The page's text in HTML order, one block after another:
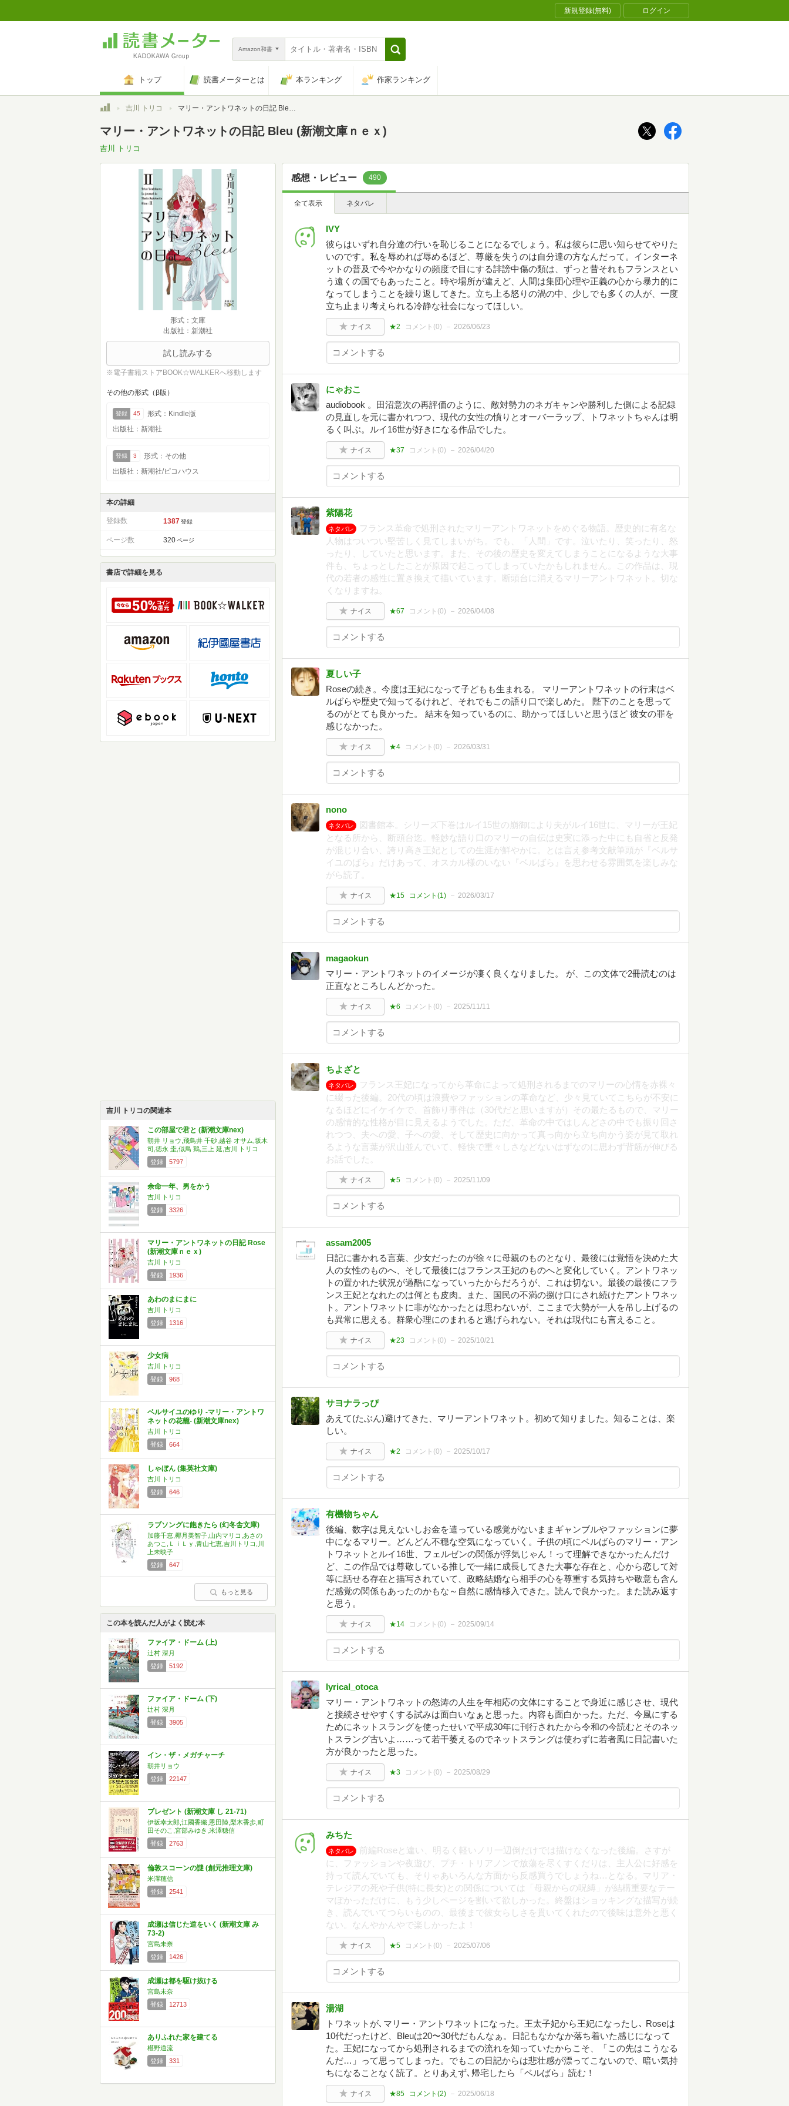
新規登録(無料) ログイン
Amazon和書
トップ 読書メーターとは 本ランキング 作家ランキング
トップ吉川 トリコ マリー・アントワネットの日記 Bleu (新潮文庫ｎｅｘ)
マリー・アントワネットの日記 Bleu (新潮文庫ｎｅｘ)
吉川 トリコ
形式：文庫
出版社：新潮社
試し読みする
※電子書籍ストアBOOK☆WALKERへ移動します
その他の形式（β版）
登録 45
形式：Kindle版
出版社：新潮社
登録 3
形式：その他
出版社：新潮社/ピコハウス
本の詳細
登録数 1387 登録
ページ数 320 ページ
書店で詳細を見る
吉川 トリコの関連本
この部屋で君と (新潮文庫nex)
朝井 リョウ,飛鳥井 千砂,越谷 オサム,坂木
司,徳永 圭,似鳥 鶏,三上 延,吉川 トリコ
登録
5797
余命一年、男をかう
吉川 トリコ
登録
3326
マリー・アントワネットの日記 Rose
(新潮文庫ｎｅｘ)
吉川 トリコ
登録
1936
あわのまにまに
吉川 トリコ
登録
1316
少女病
吉川 トリコ
登録
968
ベルサイユのゆり -マリー・アントワ
ネットの花籠- (新潮文庫nex)
吉川 トリコ
登録
664
しゃぼん (集英社文庫)
吉川 トリコ
登録
646
ラブソングに飽きたら (幻冬舎文庫)
加藤千恵,椰月美智子,山内マリコ,あさの
あつこ,ＬｉＬｙ,青山七恵,吉川トリコ,川
上未映子
登録
647
もっと見る
この本を読んだ人がよく読む本
ファイア・ドーム (上)
辻村 深月
登録
5192
ファイア・ドーム (下)
辻村 深月
登録
3905
イン・ザ・メガチャーチ
朝井リョウ
登録
22147
プレゼント (新潮文庫 し 21-71)
伊坂幸太郎,江國香織,恩田陸,梨木香歩,町
田そのこ,宮部みゆき,米澤穂信
登録
2763
倫敦スコーンの謎 (創元推理文庫)
米澤穂信
登録
2541
成瀬は信じた道をいく (新潮文庫 み
73-2)
宮島未奈
登録
1426
成瀬は都を駆け抜ける
宮島未奈
登録
12713
ありふれた家を建てる
椹野道流
登録
331
感想・レビュー 490
全て表示 ネタバレ
IVY
彼らはいずれ自分達の行いを恥じることになるでしょう。私は彼らに思い知らせてやりた
いのです。私を辱めれば辱めるほど、尊厳を失うのは自分達の方なんだって。インターネ
ットの普及で今やかなりの頻度で目にする誹謗中傷の類は、ずっと昔それもフランスとい
う遠くの国でもあったこと。時や場所が違えど、人間は集団心理や正義の心から暴力的に
なってしまうことを繰り返してきた。立ち上る怒りの渦の中、少しでも多くの人が、一度
立ち止まり考えられる冷静な社会になってほしい。
ナイス ★2 コメント(0) 2026/06/23
にゃおこ
audiobook 。田沼意次の再評価のように、敵対勢力のネガキャンや勝利した側による記録
の見直しを元に書かれつつ、現代の女性の憤りとオーバーラップ、トワネットちゃんは明
るく叫ぶ。ルイ16世が好きになる作品でした。
ナイス ★37 コメント(0) 2026/04/20
紫陽花
ネタバレ
フランス革命で処刑されたマリーアントワネットをめぐる物語。歴史的に有名な
人物はついつい堅苦しく見てしまいがち。でも、「人間」です。泣いたり、笑ったり、怒
ったり、していたと思います。また、その後の歴史を変えてしまうことになるような大事
件も、ちょっとしたことが原因で起こってしまっていたかもしれません。この作品は、現
代の若者の感性に置き換えて描いています。断頭台に消えるマリーアントワネット。切な
くなりますね。
ナイス ★67 コメント(0) 2026/04/08
夏しい子
Roseの続き。今度は王妃になって子どもも生まれる。 マリーアントワネットの行末はベ
ルばらや歴史で知ってるけれど、それでもこの語り口で楽しめた。 陛下のことを思って
るのがとても良かった。 結末を知っているのに、助かってほしいと思うほど 彼女の罪を
感じなかった。
ナイス ★4 コメント(0) 2026/03/31
nono
ネタバレ
図書館本。シリーズ下巻はルイ15世の崩御により夫がルイ16世に、マリーが王妃
となる所から、断頭台迄。軽妙な語り口のマリーの自伝は史実に添った中にも自省と反発
が混じり合い、誇り高き王妃としての生涯が鮮やかに。とは言え参考文献筆頭が『ベルサ
イユのばら』だけあって、オスカル様のいない『ベルばら』を思わせる雰囲気を楽しみな
がら読了。
ナイス ★15 コメント(1) 2026/03/17
magaokun
マリー・アントワネットのイメージが凄く良くなりました。 が、この文体で2冊読むのは
正直なところしんどかった。
ナイス ★6 コメント(0) 2025/11/11
ちよざと
ネタバレ
フランス王妃になってから革命によって処刑されるまでのマリーの心情を赤裸々
に綴った後編。20代の頃は浪費やファッションの革命など、少々見ていてこちらが不安に
なるほどにイケイケで、首飾り事件は（30代だと思いますが）その最たるもので、マリー
の感情的な性格が目に見えるようでした。ただ、革命の中ではしんどさの中でも振り回さ
れつつ、夫への愛、子への愛、そして歴史に向かって真っ向から立ち向かう姿が見て取れ
るような言葉が沢山並んでいて、軽快で重々しさなどないはずなのに思わず背筋が伸びる
お話でした。
ナイス ★5 コメント(0) 2025/11/09
assam2005
日記に書かれる言葉、少女だったのが徐々に母親のものとなり、最後には覚悟を決めた大
人の女性のものへ、そして最後にはフランス王妃のものへと変化していく。アントワネッ
トの置かれた状況が過酷になっていったからだろうが、これは切ない。最後の最後にフラ
ンス王妃となれたのは何とも皮肉。また、国民の不満の捌け口にされ続けたアントワネッ
ト。アントワネットに非がなかったとは思わないが、ここまで大勢が一人を吊し上げるの
も異常に思える。群衆心理にのまれると逃げられない。それは現代にも言えること。
ナイス ★23 コメント(0) 2025/10/21
サヨナラっぴ
あえて(たぶん)避けてきた、マリーアントワネット。初めて知りました。知ることは、楽
しい。
ナイス ★2 コメント(0) 2025/10/17
有機物ちゃん
後編、数字は見えないしお金を遣っている感覚がないままギャンブルやファッションに夢
中になるマリー。どんどん不穏な空気になっていく。子供の頃にベルばらのマリー・アン
トワネットとルイ16世、フェルゼンの関係が浮気じゃん！って理解できなかったんだけ
ど、この作品では尊敬している推しで一緒に成長してきた大事な存在と、心から恋して対
等に話せる存在と描写されていて、政略結婚なら相手の心を尊重する気持ちや敬意も含ん
だ感覚の関係もあったのかもな～自然に感情移入できた。読んで良かった。また読み返す
と思う。
ナイス ★14 コメント(0) 2025/09/14
lyrical_otoca
マリー・アントワネットの怒涛の人生を年相応の文体にすることで身近に感じさせ、現代
と接続させやすくする試みは面白いなぁと思った。内容も面白かった。ただ、今風にする
ためにネットスラングを使ったせいで平成30年に刊行されたから令和の今読むとそのネッ
トスラング古いよ……って若干萎えるのでネットスラングは使わずに若者風に日記書いた
方が良かったと思った。
ナイス ★3 コメント(0) 2025/08/29
みちた
ネタバレ
前編Roseと違い、明るく軽いノリ一辺倒だけでは描けなくなった後編。さすが
に、ファッションや夜遊び、プチ・トリアノンで放蕩を尽くすくだりは、主人公に好感を
持って読んでいても、そりゃあいろんな方面から反感買うでしょうね…となる。マリア・
テレジアの死や子供(特に長女)との関係については「母親からの呪縛」が結構重要なテー
マぽかっただけに、もう少しページを割いて欲しかった。終盤はショッキングな描写が続
き、読んでいてつらいものの、最後まで彼女らしさを貫いてくれたので後味は意外と悪く
ない。なんやかんやで楽しかったよ！
ナイス ★5 コメント(0) 2025/07/06
湯湖
トワネットが､マリー・アントワネットになった。王太子妃から王妃になったし､ Roseは
10代だったけど、Bleuは20〜30代だもんなぁ。日記もなかなか落ち着いた感じになって
た。王妃になってから処刑されるまでの流れを知っていたからこそ、「この先はこうなる
んだ…」って思ってしまった。でもこの日記からは悲壮感が漂ってこないので、暗い気持
ちになることなく読了。とりあえず､帰宅したら「ベルばら」読む！
ナイス ★85 コメント(2) 2025/06/18